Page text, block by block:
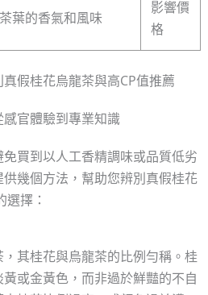
葉的香氣和風味
影響價
格
假桂花烏龍茶與高CP值推薦
官體驗到專業知識
買到以人工香精調味或品質低劣
幾個方法，幫助您辨別真假桂花
擇：
其桂花與烏龍茶的比例勻稱。桂
或金黃色，而非過於鮮豔的不自